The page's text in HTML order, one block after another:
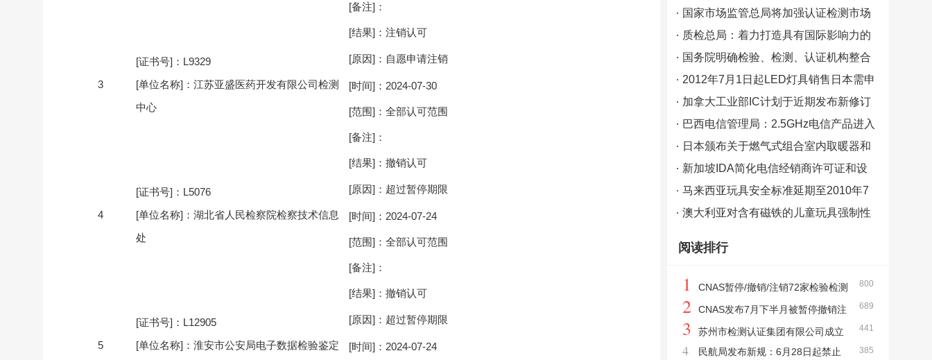
[备注]：
3
[证书号]：L9329
[单位名称]：江苏亚盛医药开发有限公司检测
中心
[结果]：注销认可
[原因]：自愿申请注销
[时间]：2024-07-30
[范围]：全部认可范围
[备注]：
4
[证书号]：L5076
[单位名称]：湖北省人民检察院检察技术信息
处
[结果]：撤销认可
[原因]：超过暂停期限
[时间]：2024-07-24
[范围]：全部认可范围
[备注]：
5
[证书号]：L12905
[单位名称]：淮安市公安局电子数据检验鉴定
[结果]：撤销认可
[原因]：超过暂停期限
[时间]：2024-07-24
国家市场监管总局将加强认证检测市场
监管力度
质检总局：着力打造具有国际影响力的
中国检验检测认证品牌
国务院明确检验、检测、认证机构整合
2015年完成
2012年7月1日起LED灯具销售日本需申
请圆形PSE认证
加拿大工业部IC计划于近期发布新修订
的RSS法规
巴西电信管理局：2.5GHz电信产品进入
巴西市场需有ANATEL认证
日本颁布关于燃气式组合室内取暖器和
热水器的规定
新加坡IDA简化电信经销商许可证和设
备注册框架
马来西亚玩具安全标准延期至2010年7
月1日实施
澳大利亚对含有磁铁的儿童玩具强制性
阅读排行
800
1
CNAS暂停/撤销/注销72家检验检测
机构认可资质
689
2
CNAS发布7月下半月被暂停撤销注
销检测和校准实验室清单
441
3
苏州市检测认证集团有限公司成立
整合质检院、计量测试院及纤检院
385
4
民航局发布新规：6月28日起禁止